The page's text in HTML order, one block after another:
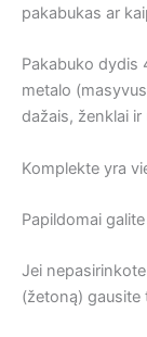
pakabukas ar
Pakabuko dydis
metalo
dažais, ženklai
Komplekte yra
Papildomai
Jei
(žetoną) gausite